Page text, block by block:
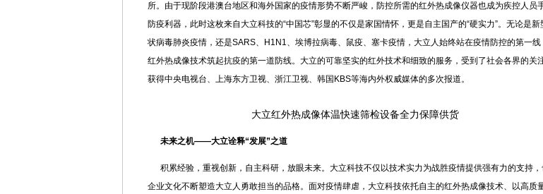
所。由于现阶段港澳台地区和海外国家的疫情形势不断严峻，防控所需的红外热成像仪器也成为疾控人员
防疫利器，此时这枚来自大立科技的“中国芯”彰显的不仅是家国情怀，更是自主国产的“硬实力”。无论是新
状病毒肺炎疫情，还是SARS、H1N1、埃博拉病毒、鼠疫、塞卡疫情，大立人始终站在疫情防控的第一线
红外热成像技术筑起抗疫的第一道防线。大立的可靠坚实的红外技术和细致的服务，受到了社会各界的关
获得中央电视台、上海东方卫视、浙江卫视、韩国KBS等海内外权威媒体的多次报道。
大立红外热成像体温快速筛检设备全力保障供货
未来之机——大立诠释“发展”之道
积累经验，重视创新，自主科研，放眼未来。大立科技不仅以技术实力为战胜疫情提供强有力的支持，
企业文化不断塑造大立人勇敢担当的品格。面对疫情肆虐，大立科技依托自主的红外热成像技术、以高质